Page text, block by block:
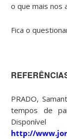
o que mais nos
Fica o
PRADO,
tempos de
http://